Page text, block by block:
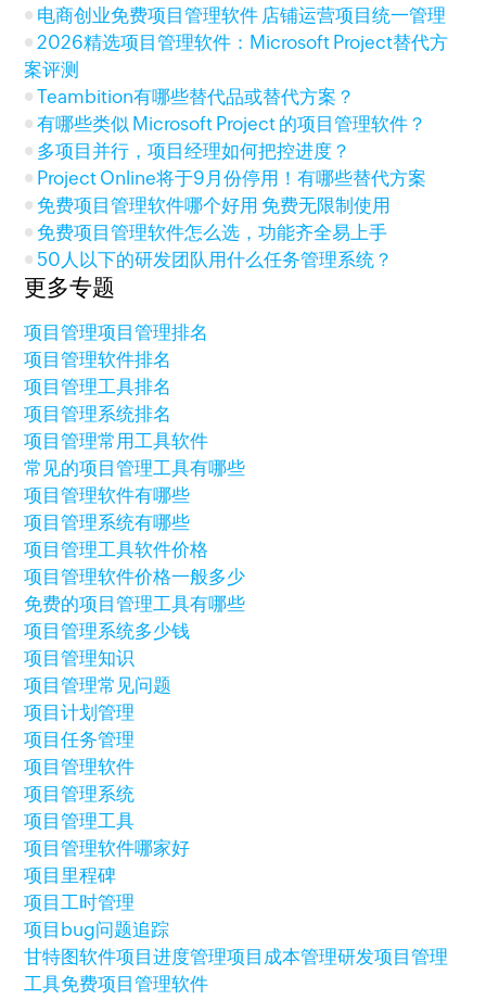
电商创业免费项目管理软件 店铺运营项目统一管理
2026精选项目管理软件：Microsoft Project替代方
案评测
Teambition有哪些替代品或替代方案？
有哪些类似 Microsoft Project 的项目管理软件？
多项目并行，项目经理如何把控进度？
Project Online将于9月份停用！有哪些替代方案
免费项目管理软件哪个好用 免费无限制使用
免费项目管理软件怎么选，功能齐全易上手
50人以下的研发团队用什么任务管理系统？
更多专题
项目管理项目管理排名
项目管理软件排名
项目管理工具排名
项目管理系统排名
项目管理常用工具软件
常见的项目管理工具有哪些
项目管理软件有哪些
项目管理系统有哪些
项目管理工具软件价格
项目管理软件价格一般多少
免费的项目管理工具有哪些
项目管理系统多少钱
项目管理知识
项目管理常见问题
项目计划管理
项目任务管理
项目管理软件
项目管理系统
项目管理工具
项目管理软件哪家好
项目里程碑
项目工时管理
项目bug问题追踪
甘特图软件项目进度管理项目成本管理研发项目管理
工具免费项目管理软件